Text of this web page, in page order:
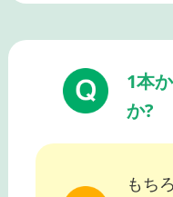
1本
か?
もち